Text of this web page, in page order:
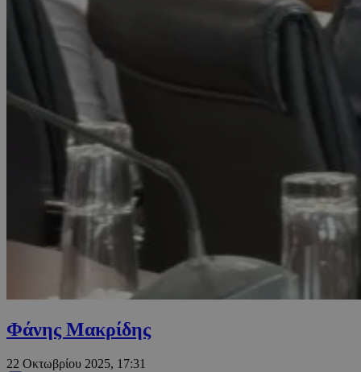
Φάνης Μακρίδης
22 Οκτωβρίου 2025, 17:31